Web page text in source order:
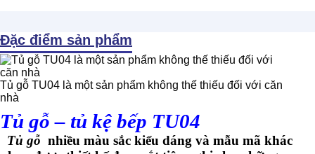
Đặc điểm sản phẩm
Tủ gỗ TU04 là một sản phẩm không thế thiếu đối với căn
nhà
Tủ gỗ – tủ kệ bếp TU04
Tủ gỗ nhiều màu sắc kiểu dáng và mẫu mã khác